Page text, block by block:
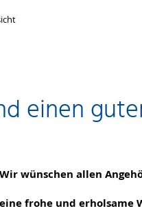
einen
Wir wünschen allen
eine frohe und erholsame